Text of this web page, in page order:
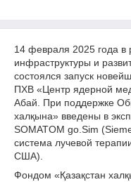
14 февраля 2025 года в
инфраструктуры и
состоялся запуск
ПХВ «Центр ядерной
Абай. При поддержке
халқына» введены в
SOMATOM go.Sim
система лучевой
США).
Фондом «Қазақстан